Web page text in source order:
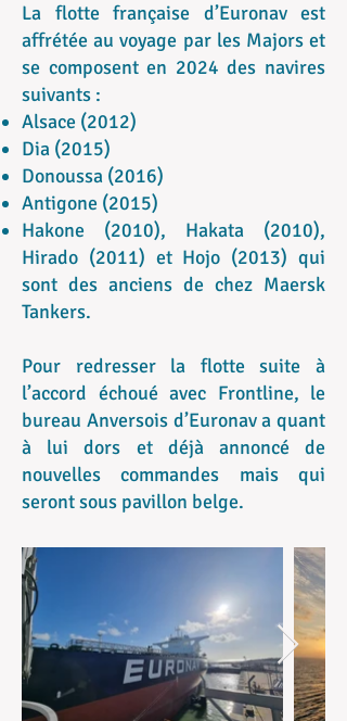
La flotte française d’Euronav est
affrétée au voyage par les Majors et
se composent en 2024 des navires
suivants :
Alsace (2012)
Dia (2015)
Donoussa (2016)
Antigone (2015)
Hakone (2010), Hakata (2010),
Hirado (2011) et Hojo (2013) qui
sont des anciens de chez Maersk
Tankers.
Pour redresser la flotte suite à
l’accord échoué avec Frontline, le
bureau Anversois d’Euronav a quant
à lui dors et déjà annoncé de
nouvelles commandes mais qui
seront sous pavillon belge.